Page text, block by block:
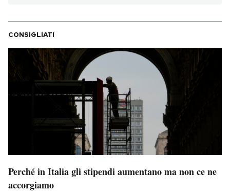
CONSIGLIATI
Perché in Italia gli stipendi aumentano ma non ce ne
accorgiamo